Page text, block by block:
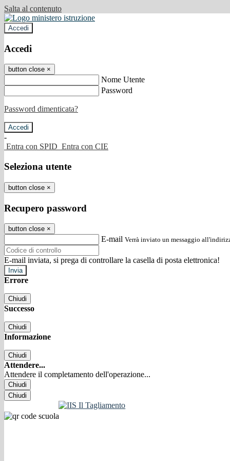
Salta al contenuto
Accedi
Accedi
button close ×
Nome Utente
Password
Password dimenticata?
-
Entra con SPID Entra con CIE
Seleziona utente
button close ×
Recupero password
button close ×
E-mail Verrà inviato un messaggio
E-mail inviata, si prega di controllare la casella di posta elettronica!
Errore
Chiudi
Successo
Chiudi
Informazione
Chiudi
Attendere...
Attendere il completamento dell'operazione...
Chiudi
Chiudi